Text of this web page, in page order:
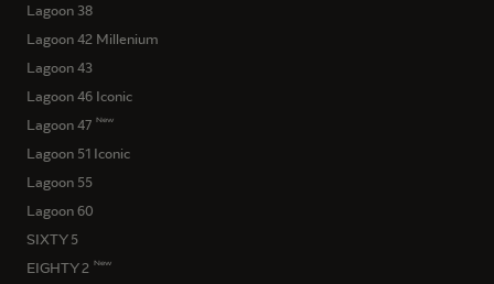
Lagoon 38
Lagoon 42 Millenium
Lagoon 43
Lagoon 46 Iconic
Lagoon 47 New
Lagoon 51 Iconic
Lagoon 55
Lagoon 60
SIXTY 5
EIGHTY 2
New